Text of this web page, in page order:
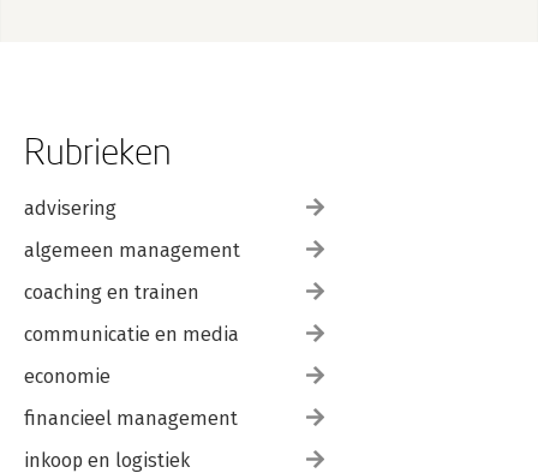
Rubrieken
advisering
algemeen management
coaching en trainen
communicatie en media
economie
financieel management
inkoop en logistiek